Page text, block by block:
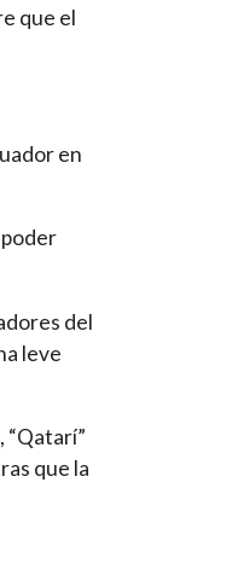
que el
en
del
leve
“Qatarí”
que la